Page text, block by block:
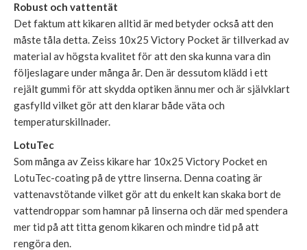
Robust och vattentät
Det faktum att kikaren alltid är med betyder också att den
måste tåla detta. Zeiss 10x25 Victory Pocket är tillverkad av
material av högsta kvalitet för att den ska kunna vara din
följeslagare under många år. Den är dessutom klädd i ett
rejält gummi för att skydda optiken ännu mer och är självklart
gasfylld vilket gör att den klarar både väta och
temperaturskillnader.
LotuTec
Som många av Zeiss kikare har 10x25 Victory Pocket en
LotuTec-coating på de yttre linserna. Denna coating är
vattenavstötande vilket gör att du enkelt kan skaka bort de
vattendroppar som hamnar på linserna och där med spendera
mer tid på att titta genom kikaren och mindre tid på att
rengöra den.